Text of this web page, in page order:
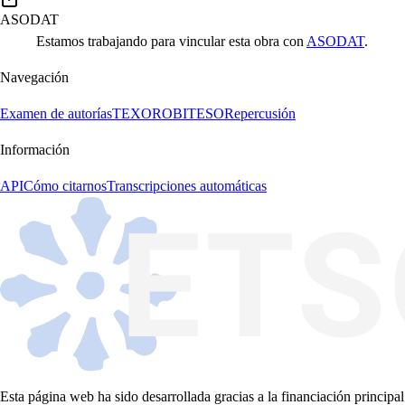
ASODAT
Estamos trabajando para vincular esta obra con ASODAT.
Navegación
Examen de autoríasTEXOROBITESORepercusión
Información
APICómo citarnosTranscripciones automáticas
Esta página web ha sido desarrollada gracias a la financiación